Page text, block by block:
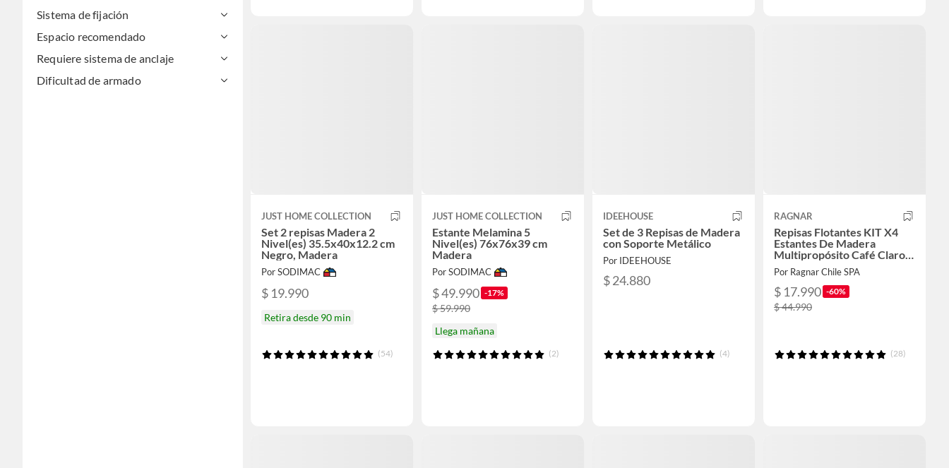
Sistema de fijación
Espacio recomendado
Requiere sistema de anclaje
Dificultad de armado
JUST HOME COLLECTION
Set 2 repisas Madera 2
Nivel(es) 35.5x40x12.2 cm
Negro, Madera
Por SODIMAC
$ 19.990
Retira desde 90 min
(54)
JUST HOME COLLECTION
Estante Melamina 5
Nivel(es) 76x76x39 cm
Madera
Por SODIMAC
$ 49.990 -17%
$ 59.990
Llega mañana
(2)
IDEEHOUSE
Set de 3 Repisas de Madera
con Soporte Metálico
Por IDEEHOUSE
$ 24.880
(4)
RAGNAR
Repisas Flotantes KIT X4
Estantes De Madera
Multipropósito Café Claro…
Por Ragnar Chile SPA
$ 17.990 -60%
$ 44.990
(28)